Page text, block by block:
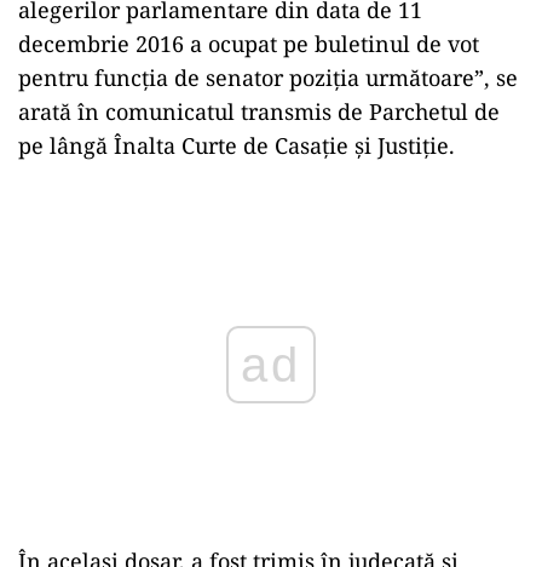
alegerilor parlamentare din data de 11
decembrie 2016 a ocupat pe buletinul de vot
pentru funcția de senator poziția următoare”, se
arată în comunicatul transmis de Parchetul de
pe lângă Înalta Curte de Casație și Justiție.
În acelaşi dosar, a fost trimis în judecată şi